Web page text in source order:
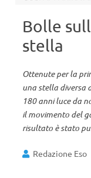
Bolle
stella
Ottenute per la
una stella diversa
180 anni luce da
il movimento del
risultato è stato
Redazione Eso